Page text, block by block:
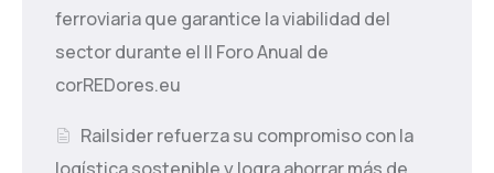
ferroviaria que garantice la viabilidad del
sector durante el II Foro Anual de
corREDores.eu
Railsider refuerza su compromiso con la